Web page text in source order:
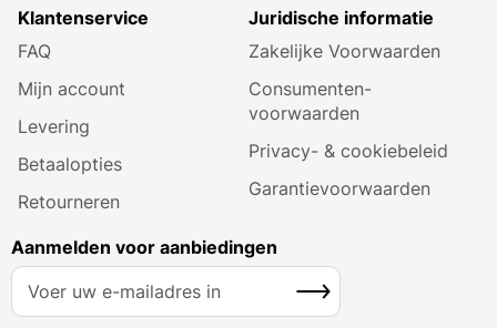
Klantenservice
FAQ
Mijn account
Levering
Betaalopties
Retourneren
Juridische informatie
Zakelijke Voorwaarden
Consumenten­
voorwaarden
Privacy- & cookiebeleid
Garantie­voorwaarden
Aanmelden voor aanbiedingen
A
Inschrijven